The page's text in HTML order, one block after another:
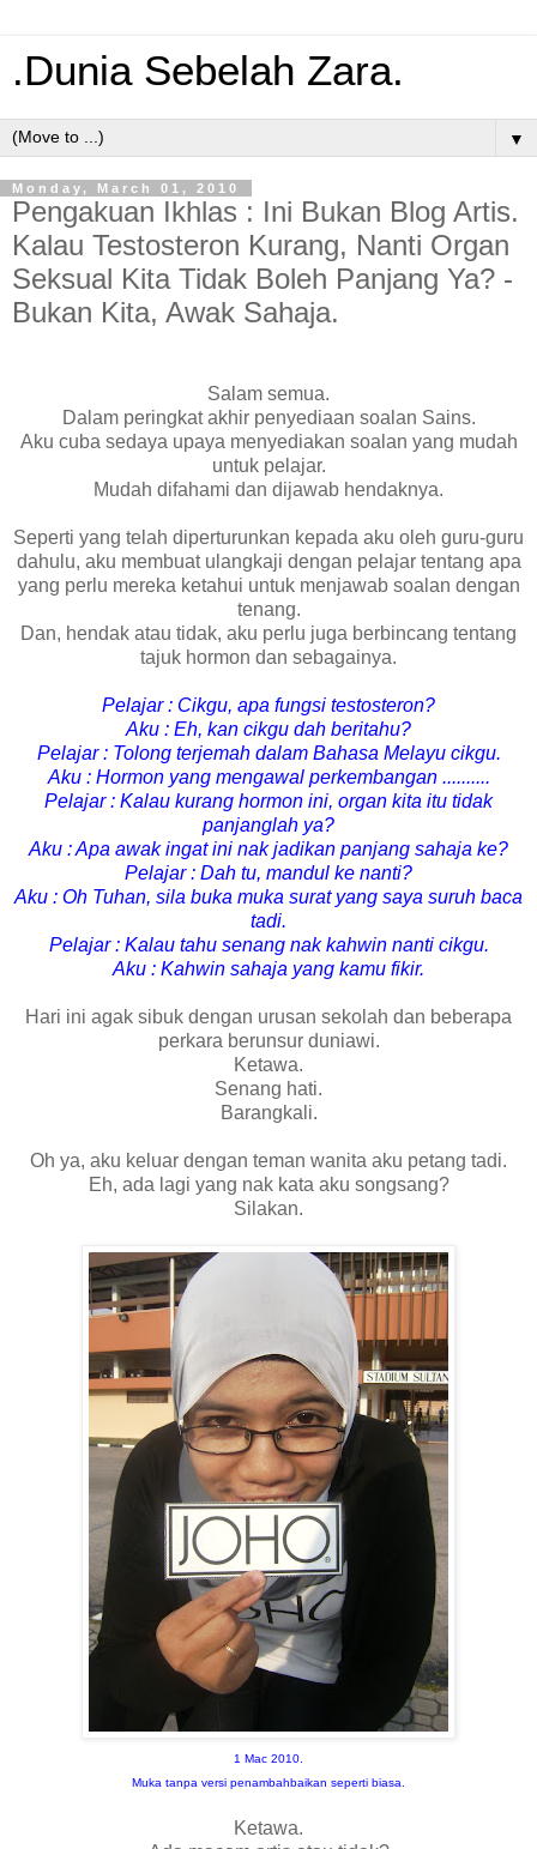
.Dunia Sebelah Zara.
▼
Monday, March 01, 2010
Pengakuan Ikhlas : Ini Bukan Blog Artis.
Kalau Testosteron Kurang, Nanti Organ
Seksual Kita Tidak Boleh Panjang Ya? -
Bukan Kita, Awak Sahaja.
Salam semua.
Dalam peringkat akhir penyediaan soalan Sains.
Aku cuba sedaya upaya menyediakan soalan yang mudah
untuk pelajar.
Mudah difahami dan dijawab hendaknya.
Seperti yang telah diperturunkan kepada aku oleh guru-guru
dahulu, aku membuat ulangkaji dengan pelajar tentang apa
yang perlu mereka ketahui untuk menjawab soalan dengan
tenang.
Dan, hendak atau tidak, aku perlu juga berbincang tentang
tajuk hormon dan sebagainya.
Pelajar : Cikgu, apa fungsi testosteron?
Aku : Eh, kan cikgu dah beritahu?
Pelajar : Tolong terjemah dalam Bahasa Melayu cikgu.
Aku : Hormon yang mengawal perkembangan ..........
Pelajar : Kalau kurang hormon ini, organ kita itu tidak
panjanglah ya?
Aku : Apa awak ingat ini nak jadikan panjang sahaja ke?
Pelajar : Dah tu, mandul ke nanti?
Aku : Oh Tuhan, sila buka muka surat yang saya suruh baca
tadi.
Pelajar : Kalau tahu senang nak kahwin nanti cikgu.
Aku : Kahwin sahaja yang kamu fikir.
Hari ini agak sibuk dengan urusan sekolah dan beberapa
perkara berunsur duniawi.
Ketawa.
Senang hati.
Barangkali.
Oh ya, aku keluar dengan teman wanita aku petang tadi.
Eh, ada lagi yang nak kata aku songsang?
Silakan.
1 Mac 2010.
Muka tanpa versi penambahbaikan seperti biasa.
Ketawa.